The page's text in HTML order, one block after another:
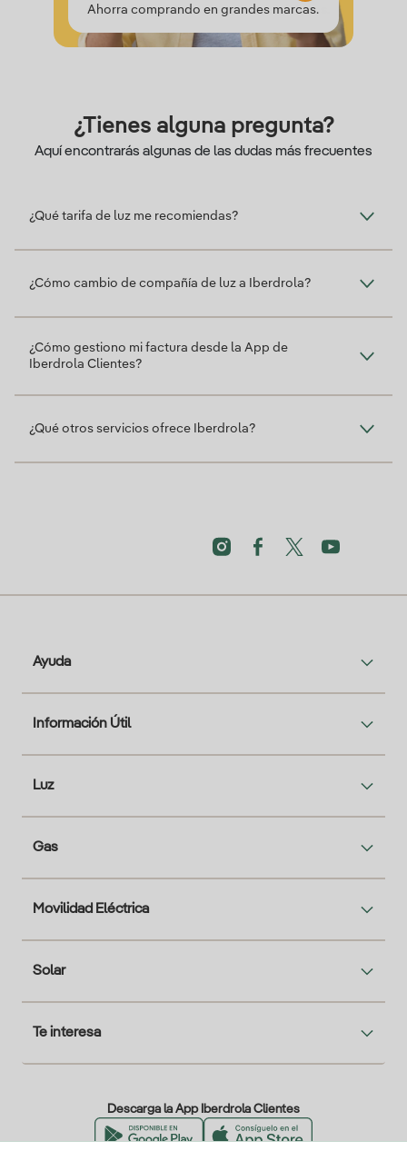
Ahorra comprando en grandes marcas.
¿Tienes alguna pregunta?
Aquí encontrarás algunas de las dudas más frecuentes
¿Qué tarifa de luz me recomiendas?
¿Cómo cambio de compañía de luz a Iberdrola?
¿Cómo gestiono mi factura desde la App de
Iberdrola Clientes?
¿Qué otros servicios ofrece Iberdrola?
Ayuda
Información Útil
Luz
Gas
Movilidad Eléctrica
Solar
Te interesa
Descarga la App Iberdrola Clientes